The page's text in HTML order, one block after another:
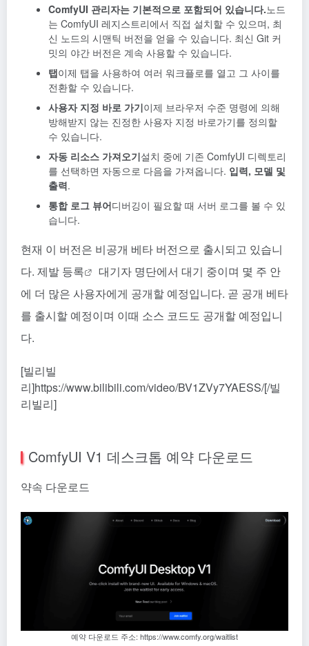
ComfyUI 관리자는 기본적으로 포함되어 있습니다.노드
는 ComfyUI 레지스트리에서 직접 설치할 수 있으며, 최
신 노드의 시맨틱 버전을 얻을 수 있습니다. 최신 Git 커
밋의 야간 버전은 계속 사용할 수 있습니다.
탭이제 탭을 사용하여 여러 워크플로를 열고 그 사이를
전환할 수 있습니다.
사용자 지정 바로 가기이제 브라우저 수준 명령에 의해
방해받지 않는 진정한 사용자 지정 바로가기를 정의할
수 있습니다.
자동 리소스 가져오기설치 중에 기존 ComfyUI 디렉토리
를 선택하면 자동으로 다음을 가져옵니다. 입력, 모델 및
출력.
통합 로그 뷰어디버깅이 필요할 때 서버 로그를 볼 수 있
습니다.
현재 이 버전은 비공개 베타 버전으로 출시되고 있습니
다. 제발 등록
대기자 명단에서 대기 중이며 몇 주 안
에 더 많은 사용자에게 공개할 예정입니다. 곧 공개 베타
를 출시할 예정이며 이때 소스 코드도 공개할 예정입니
다.
[빌리빌
리]https://www.bilibili.com/video/BV1ZVy7YAESS/[/빌
리빌리]
ComfyUI V1 데스크톱 예약 다운로드
약속 다운로드
예약 다운로드 주소: https://www.comfy.org/waitlist